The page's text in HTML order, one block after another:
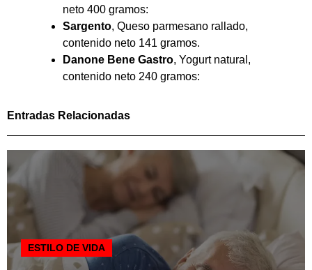
neto 400 gramos:
Sargento, Queso parmesano rallado,
contenido neto 141 gramos.
Danone Bene Gastro, Yogurt natural,
contenido neto 240 gramos:
Entradas Relacionadas
ESTILO DE VIDA